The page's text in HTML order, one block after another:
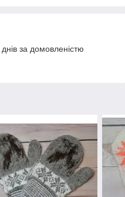
за домовленістю